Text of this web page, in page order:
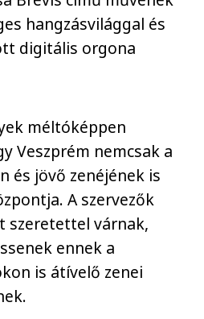
hangzásvilággal és
digitális orgona
méltóképpen
Veszprém nemcsak a
és jövő zenéjének is
A szervezők
szeretettel várnak,
ennek a
is átívelő zenei